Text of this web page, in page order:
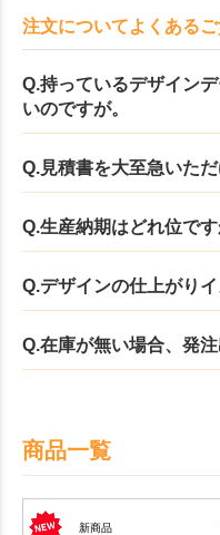
注文についてよくあるご
Q.持っているデザイン
いのですが。
Q.見積書を大至急いた
Q.生産納期はどれ位です
Q.デザインの仕上がり
Q.在庫が無い場合、発
商品一覧
新商品